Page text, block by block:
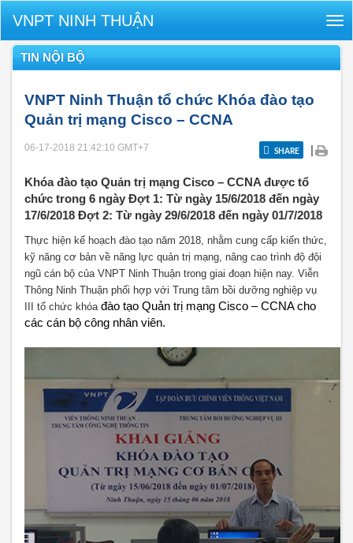
VNPT NINH THUẬN
TIN NỘI BỘ
VNPT Ninh Thuận tổ chức Khóa đào tạo
Quản trị mạng Cisco – CCNA
06-17-2018 21:42:10 GMT+7 SHARE |
Khóa đào tạo Quản trị mạng Cisco – CCNA được tổ
chức trong 6 ngày Đợt 1: Từ ngày 15/6/2018 đến ngày
17/6/2018 Đợt 2: Từ ngày 29/6/2018 đến ngày 01/7/2018
Thực hiện kế hoạch đào tạo năm 2018, nhằm cung cấp kiến thức,
kỹ năng cơ bản về năng lực quản trị mạng, nâng cao trình độ đội
ngũ cán bộ của VNPT Ninh Thuận trong giai đoạn hiện nay. Viễn
Thông Ninh Thuận phối hợp với Trung tâm bồi dưỡng nghiệp vụ
III tổ chức khóa đào tạo Quản trị mạng Cisco – CCNA cho
các cán bộ công nhân viên.